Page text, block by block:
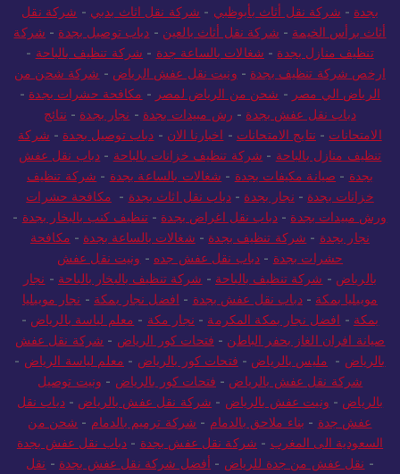
بجدة - شركة نقل أثاث بأبوظبي - شركة نقل اثاث بدبي - شركة نقل
أثاث برأس الخيمة - شركة نقل أثاث بالعين - دباب توصيل بجدة - شركة
تنظيف منازل بجدة - شغالات بالساعة جدة - شركة تنظيف بالباحة -
ارخص شركة تنظيف بجدة - ونيت نقل عفش الرياض - شركة شحن من
الرياض الي مصر - شحن من الرياض لمصر - مكافحة حشرات بجدة -
دباب نقل عفش بجدة - رش مبيدات بجدة - نجار بجدة - نتائج
الامتحانات - نتايج الامتحانات - اخبارنا الان - دباب توصيل بجدة - شركة
تنظيف منازل بالباحة - شركة تنظيف خزانات بالباحة - دباب نقل عفش
بجدة - صيانة مكيفات بجدة - شغالات بالساعة بجدة - شركة تنظيف
خزانات بجدة - نجار بجدة - دباب نقل اثاث بجدة - مكافحة حشرات
ورش مبيدات بجدة -دباب نقل اغراض بجدة -تنظيف كنب بالبخار بجدة -
نجار بجدة - شركة تنظيف بجدة - شغالات بالساعة بجدة - مكافحة
حشرات بجدة - دباب نقل عفش جده - ونيت نقل عفش
بالرياض - شركة تنظيف بالباحة - شركة تنظيف بالبخار بالباحة - نجار
موبيليا بمكة -دباب نقل عفش بجدة - افضل نجار بمكة - نجار موبيليا
بمكة - افضل نجار بمكة المكرمة - نجار مكة - معلم لياسة بالرياض -
صيانة افران الغاز بحفر الباطن - فتحات كور الرياض - شركة نقل عفش
بالرياض - مليس بالرياض - فتحات كور بالرياض - معلم لياسة الرياض -
شركة نقل عفش بالرياض - فتحات كور بالرياض - ونيت توصيل
بالرياض - ونيت عفش بالرياض - شركة نقل عفش بالرياض -دباب نقل
عفش جدة - بناء ملاحق بالدمام - شركة ترميم بالدمام - شحن من
السعودية الى المغرب - شركة نقل عفش بجدة - دباب نقل عفش بجدة
- نقل عفش من جدة للرياض - أفضل شركة نقل عفش بجدة - نقل